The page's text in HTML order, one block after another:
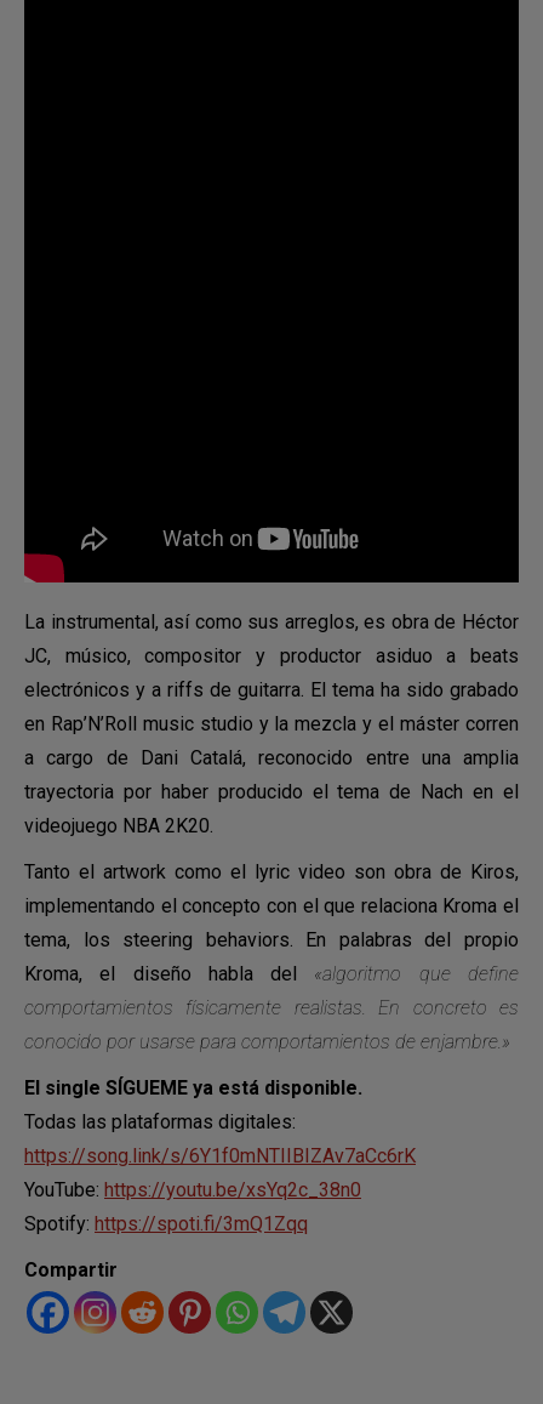
La instrumental, así como sus arreglos, es obra de Héctor
JC, músico, compositor y productor asiduo a beats
electrónicos y a riffs de guitarra. El tema ha sido grabado
en Rap’N’Roll music studio y la mezcla y el máster corren
a cargo de Dani Catalá, reconocido entre una amplia
trayectoria por haber producido el tema de Nach en el
videojuego NBA 2K20.
Tanto el artwork como el lyric video son obra de Kiros,
implementando el concepto con el que relaciona Kroma el
tema, los steering behaviors. En palabras del propio
Kroma, el diseño habla del «algoritmo que define
comportamientos físicamente realistas. En concreto es
conocido por usarse para comportamientos de enjambre.»
El single SÍGUEME ya está disponible.
Todas las plataformas digitales:
https://song.link/s/6Y1f0mNTIIBIZAv7aCc6rK
YouTube: https://youtu.be/xsYq2c_38n0
Spotify: https://spoti.fi/3mQ1Zqq
Compartir